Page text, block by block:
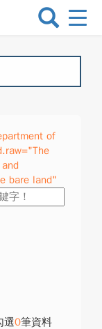
選
換
of
bare land"
選0筆資料